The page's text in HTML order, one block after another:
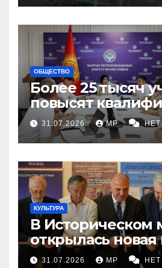
ОБЩЕСТВО
Более 25 тысяч
повысят
31.07.2026 MP
КУЛЬТУРА
В Историческом
открылась новая
31.07.2026 MP